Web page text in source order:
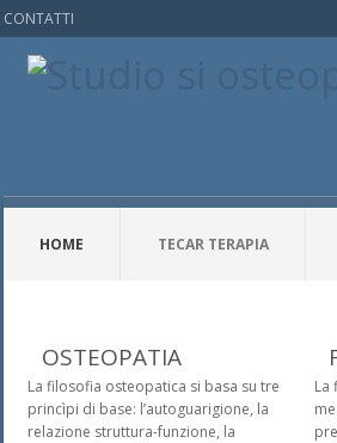
CONTATTI
HOME TECAR TERAPIA
OSTEOPATIA
La filosofia osteopatica si basa su tre
princìpi di base: l’autoguarigione, la
relazione struttura-funzione, la
La